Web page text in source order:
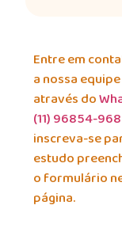
Entre em
a nossa equipe
através do
(11) 96854-
inscreva-se
estudo
o formulário
página.